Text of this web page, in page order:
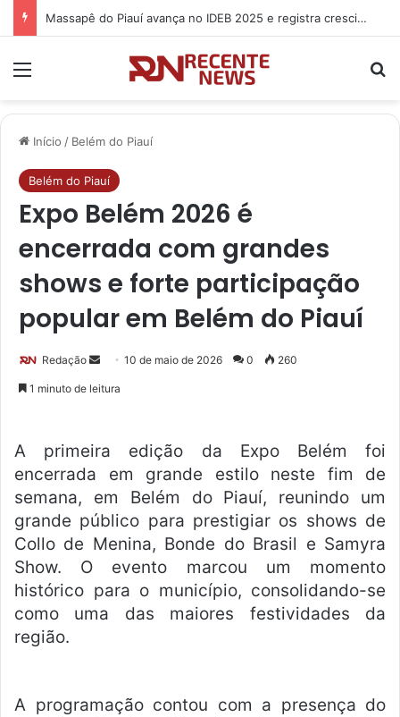
Massapê do Piauí avança no IDEB 2025 e registra crescimento nos anos iniciais e finais do Ensino Fundamental
Início / Belém do Piauí
Belém do Piauí
Expo Belém 2026 é
encerrada com grandes
shows e forte participação
popular em Belém do Piauí
Redação
e
m
i
l
10 de maio de 2026 0 260
1 minuto de leitura
A primeira edição da Expo Belém foi
encerrada em grande estilo neste fim de
semana, em Belém do Piauí, reunindo um
grande público para prestigiar os shows de
Collo de Menina, Bonde do Brasil e Samyra
Show. O evento marcou um momento
histórico para o município, consolidando-se
como uma das maiores festividades da
região.
A programação contou com a presença do